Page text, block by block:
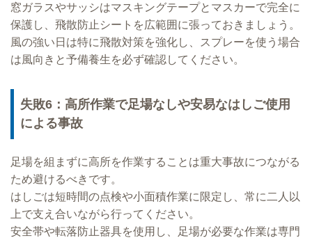
窓ガラスやサッシはマスキングテープとマスカーで完全に
保護し、飛散防止シートを広範囲に張っておきましょう。
風の強い日は特に飛散対策を強化し、スプレーを使う場合
は風向きと予備養生を必ず確認してください。
失敗6：高所作業で足場なしや安易なはしご使用
による事故
足場を組まずに高所を作業することは重大事故につながる
ため避けるべきです。
はしごは短時間の点検や小面積作業に限定し、常に二人以
上で支え合いながら行ってください。
安全帯や転落防止器具を使用し、足場が必要な作業は専門